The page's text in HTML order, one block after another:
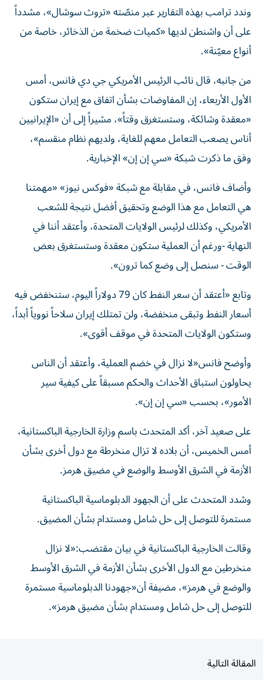
وندد ترامب بهذه التقارير عبر منصّته «تروث سوشال»، مشدداً
على أن واشنطن لديها «كميات ضخمة من الذخائر، خاصة من
أنواع معيّنة».
من جانبه، قال نائب الرئيس الأمريكي جي دي فانس، أمس
الأول الأربعاء، إن المفاوضات بشأن اتفاق مع إيران ستكون
«معقدة وشائكة، وستستغرق وقتاً»، مشيراً إلى أن «الإيرانيين
أناس يصعب التعامل معهم للغاية، ولديهم نظام منقسم»،
وفق ما ذكرت شبكة «سي إن إن» الإخبارية.
وأضاف فانس، في مقابلة مع شبكة «فوكس نيوز» «مهمتنا
هي التعامل مع هذا الوضع وتحقيق أفضل نتيجة للشعب
الأمريكي، وكذلك لرئيس الولايات المتحدة، وأعتقد أننا في
النهاية -ورغم أن العملية ستكون معقدة وستستغرق بعض
الوقت - سنصل إلى وضع كما ترون».
وتابع «أعتقد أن سعر النفط كان 79 دولاراً اليوم، ستنخفض فيه
أسعار النفط وتبقى منخفضة، ولن تمتلك إيران سلاحاً نووياً أبداً،
وستكون الولايات المتحدة في موقف أقوى».
وأوضح فانس«لا نزال في خضم العملية، وأعتقد أن الناس
يحاولون استباق الأحداث والحكم مسبقاً على كيفية سير
الأمور»، بحسب «سي إن إن».
على صعيد آخر، أكد المتحدث باسم وزارة الخارجية الباكستانية،
أمس الخميس، أن بلاده لا تزال منخرطة مع دول أخرى بشأن
الأزمة في الشرق الأوسط والوضع في مضيق هرمز.
وشدد المتحدث على أن الجهود الدبلوماسية الباكستانية
مستمرة للتوصل إلى حل شامل ومستدام بشأن المضيق.
وقالت الخارجية الباكستانية في بيان مقتضب:«لا نزال
منخرطين مع الدول الأخرى بشأن الأزمة في الشرق الأوسط
والوضع في هرمز»، مضيفة أن«جهودنا الدبلوماسية مستمرة
للتوصل إلى حل شامل ومستدام بشأن مضيق هرمز».
المقالة التالية